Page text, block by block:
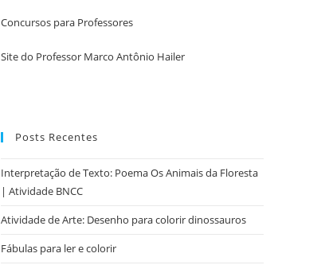
Concursos para Professores
Site do Professor Marco Antônio Hailer
Posts Recentes
Interpretação de Texto: Poema Os Animais da Floresta
| Atividade BNCC
Atividade de Arte: Desenho para colorir dinossauros
Fábulas para ler e colorir